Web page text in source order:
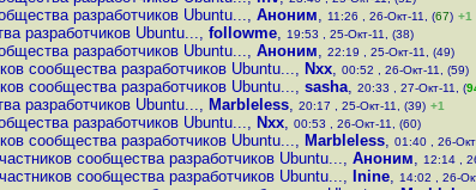
разработчиков Ubuntu..., Аноним, 11:26 , 26-Окт-11, (67) +1
разработчиков Ubuntu..., followme, 19:53 , 25-Окт-11, (38)
разработчиков Ubuntu..., Аноним, 22:19 , 25-Окт-11, (49)
сообщества разработчиков Ubuntu..., Nxx, 00:52 , 26-Окт-11, (59)
сообщества разработчиков Ubuntu..., sasha, 20:33 , 27-Окт-11, (
разработчиков Ubuntu..., Marbleless, 20:17 , 25-Окт-11, (39) +1
разработчиков Ubuntu..., Nxx, 00:53 , 26-Окт-11, (60)
сообщества разработчиков Ubuntu..., Marbleless, 01:40 , 26-
сообщества разработчиков Ubuntu..., Аноним, 12:14 ,
сообщества разработчиков Ubuntu..., Inine, 14:02 , 26-